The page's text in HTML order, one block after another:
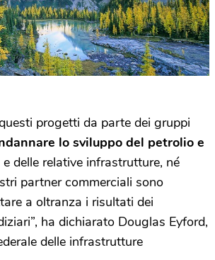
progetti da parte dei gruppi
lo sviluppo del petrolio e
e delle relative infrastrutture, né
partner commerciali sono
a oltranza i risultati dei
ha dichiarato Douglas Eyford,
delle infrastrutture